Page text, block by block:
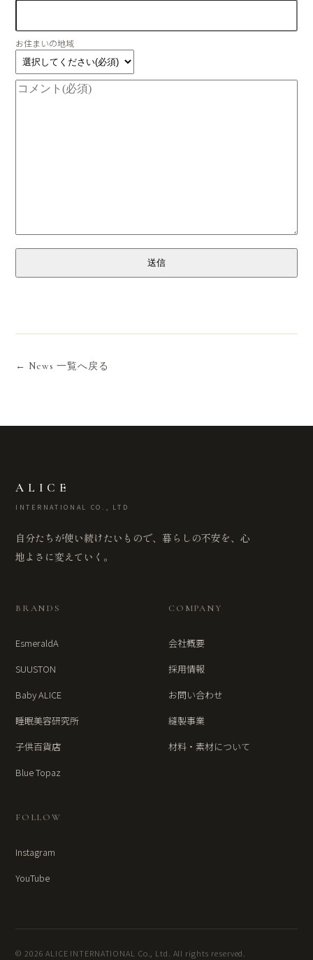
お住まいの地域
送信
← News 一覧へ戻る
ALICE
INTERNATIONAL CO., LTD
自分たちが使い続けたいもので、暮らしの不安を、心
地よさに変えていく。
BRANDS
EsmeraldA
SUUSTON
Baby ALICE
睡眠美容研究所
子供百貨店
Blue Topaz
COMPANY
会社概要
採用情報
お問い合わせ
縫製事業
材料・素材について
FOLLOW
Instagram
YouTube
© 2026 ALICE INTERNATIONAL Co., Ltd. All rights reserved.